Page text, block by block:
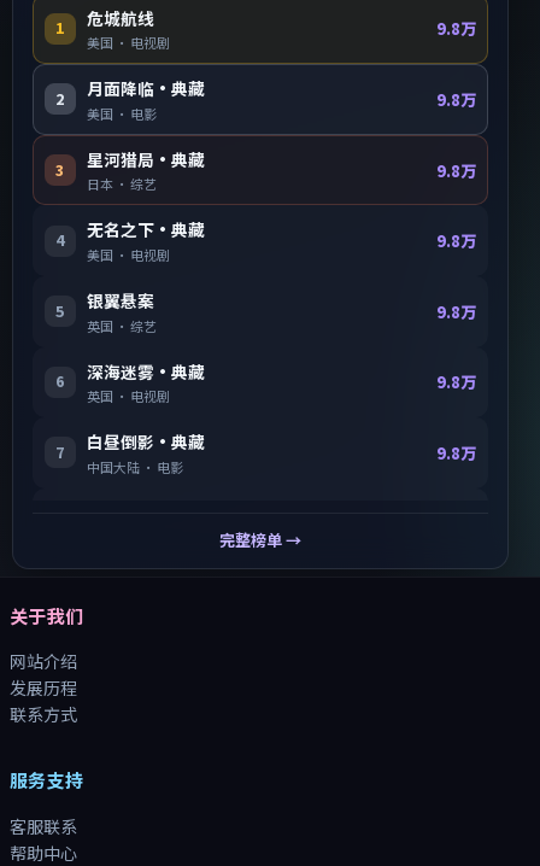
1 危城航线
美国 · 电视剧
9.8万
2 月面降临·典藏
美国 · 电影
9.8万
3 星河猎局·典藏
日本 ·综艺
9.8万
4 无名之下·典藏
美国 · 电视剧
9.8万
5 银翼悬案
英国 ·综艺
9.8万
6 深海迷雾·典藏
英国 · 电视剧
9.8万
7 白昼倒影·典藏
中国大陆 · 电影
9.8万
完整榜单 →
关于我们
网站介绍
发展历程
联系方式
服务支持
客服联系
帮助中心